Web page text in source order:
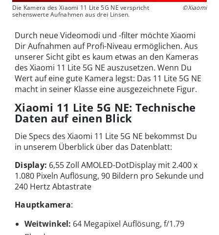
Die Kamera des Xiaomi 11 Lite 5G NE verspricht
sehenswerte Aufnahmen aus drei Linsen.
©Xiaomi
Durch neue Videomodi und -filter möchte Xiaomi
Dir Aufnahmen auf Profi-Niveau ermöglichen. Aus
unserer Sicht gibt es kaum etwas an den Kameras
des Xiaomi 11 Lite 5G NE auszusetzen. Wenn Du
Wert auf eine gute Kamera legst: Das 11 Lite 5G NE
macht in seiner Klasse eine ausgezeichnete Figur.
Xiaomi 11 Lite 5G NE: Technische
Daten auf einen Blick
Die Specs des Xiaomi 11 Lite 5G NE bekommst Du
in unserem Überblick über das Datenblatt:
Display: 6,55 Zoll AMOLED-DotDisplay mit 2.400 x
1.080 Pixeln Auflösung, 90 Bildern pro Sekunde und
240 Hertz Abtastrate
Hauptkamera:
Weitwinkel: 64 Megapixel Auflösung, f/1.79